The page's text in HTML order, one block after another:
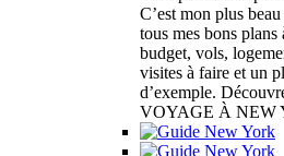
C’est mon plus
tous mes bons
budget, vols,
visites à faire et un
d’exemple.
VOYAGE À